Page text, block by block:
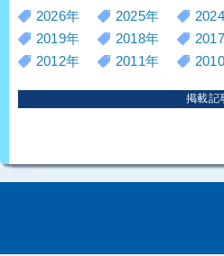
2026年 2025年
2019年
2018年
2012年
2011年
掲載記